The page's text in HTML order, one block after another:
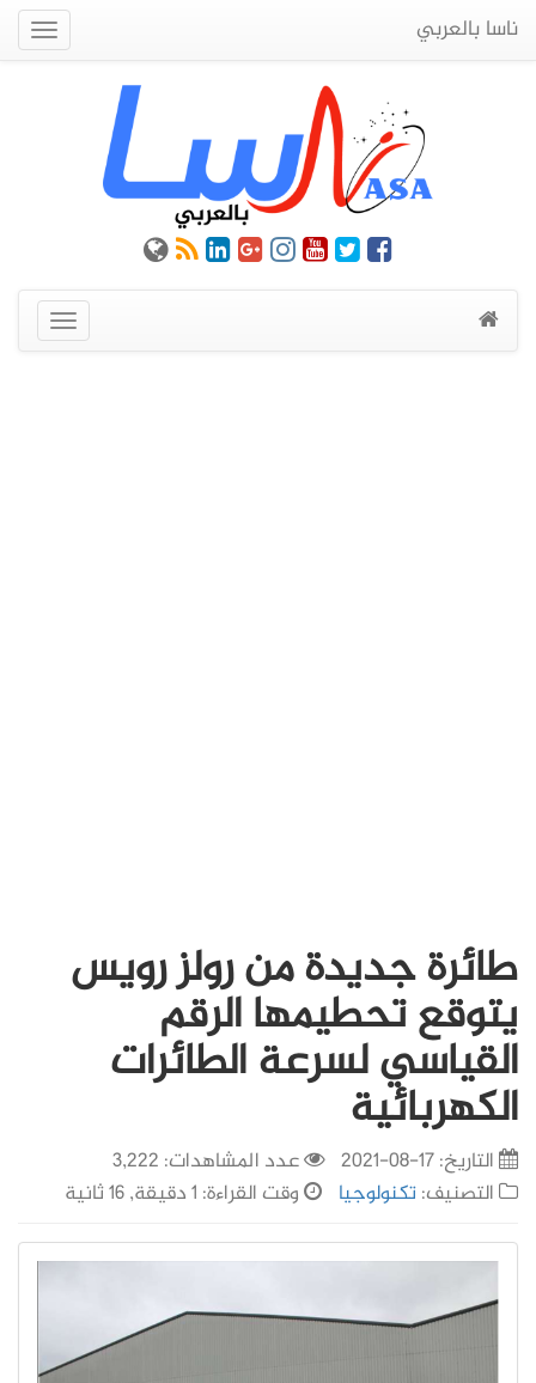
ناسا بالعربي
عرض
القائمة
طائرة جديدة من رولز رويس
يتوقع تحطيمها الرقم
القياسي لسرعة الطائرات
الكهربائية
التاريخ:17-08-2021
عدد المشاهدات: 3,222
التصنيف:تكنولوجيا وقت القراءة: 1 دقيقة, 16 ثانية